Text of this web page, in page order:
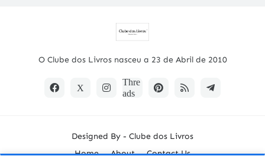
O Clube dos Livros nasceu a 23 de Abril de 2010
Designed By - Clube dos Livros
Home
About Contact Us